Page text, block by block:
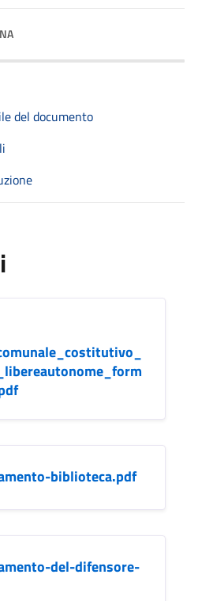
del documento
biblioteca.pdf
del-difensore-